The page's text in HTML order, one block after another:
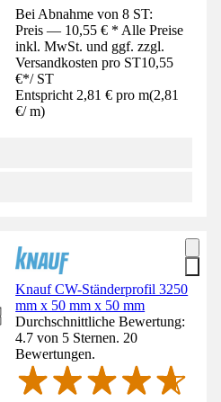
Bei Abnahme von 8 ST:
Preis — 10,55 € * Alle Preise
inkl. MwSt. und ggf. zzgl.
Versandkosten pro ST10,55
€*/ ST
Entspricht 2,81 € pro m(2,81
€/ m)
Knauf CW-Ständerprofil 3250
mm x 50 mm x 50 mm
Durchschnittliche Bewertung:
4.7 von 5 Sternen. 20
Bewertungen.